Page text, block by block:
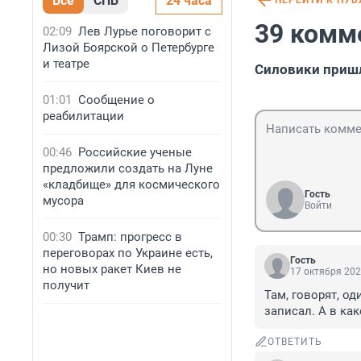
02:09 Лев Лурье поговорит с
Лизой Боярской о Петербурге
и театре
01:01 Сообщение о
реабилитации
00:46 Российские ученые
предложили создать на Луне
«кладбище» для космического
мусора
00:30 Трамп: прогресс в
переговорах по Украине есть,
но новых ракет Киев не
получит
39
Силовики
Гость
Войти
Гость
17 октября
Там, говорят,
записал. А в
ОТВЕТИТЬ